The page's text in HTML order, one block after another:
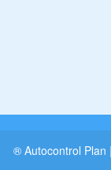
® Autocontrol Plan |